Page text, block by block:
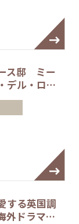
ス邸 ミー
デル・ロ…
する英国調
外ドラマ…